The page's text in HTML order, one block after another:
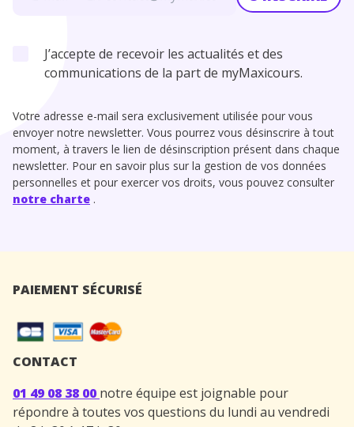
J’accepte de recevoir les actualités et des
communications de la part de myMaxicours.
Votre adresse e-mail sera exclusivement utilisée pour vous
envoyer notre newsletter. Vous pourrez vous désinscrire à tout
moment, à travers le lien de désinscription présent dans chaque
newsletter. Pour en savoir plus sur la gestion de vos données
personnelles et pour exercer vos droits, vous pouvez consulter
notre charte .
PAIEMENT SÉCURISÉ
CONTACT
01 49 08 38 00 notre équipe est joignable pour
répondre à toutes vos questions du lundi au vendredi